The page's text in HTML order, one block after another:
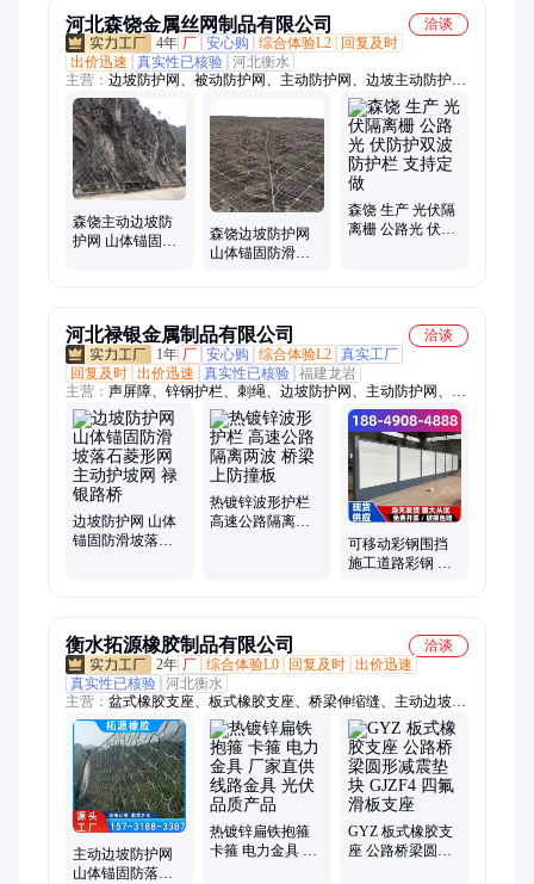
河北森饶金属丝网制品有限公司
洽谈
4年 厂 安心购 综合体验L2
回复及时
出价迅速
真实性已核验 河北衡水
主营： 边坡防护网、被动防护网、主动防护网、边坡主动防护
网、边坡被动防护网、边坡防护网厂家
森饶主动边坡防
护网 山体锚固防
森饶边坡防护网
山体锚固防滑坡
森饶 生产 光伏隔
离栅 公路光 伏防
河北禄银金属制品有限公司
洽谈
1年 厂 安心购 综合体验L2 真实工厂
回复及时 出价迅速 真实性已核验 福建龙岩
主营： 声屏障、锌钢护栏、刺绳、边坡防护网、主动防护网、石
笼网、护栏网、球场围网、防坠网、防风抑尘网、钢板网护栏、
防抛网、刀片刺绳、车间隔离护栏、基坑护栏、波形护栏、草坪
护栏、铸铁护栏、市政护栏、工程围挡
边坡防护网 山体
锚固防滑坡落石
热镀锌波形护栏
高速公路隔离两
可移动彩钢围挡
施工道路彩钢 建
衡水拓源橡胶制品有限公司
洽谈
2年 厂 综合体验L0 回复及时 出价迅速
真实性已核验 河北衡水
主营： 盆式橡胶支座、板式橡胶支座、桥梁伸缩缝、主动边坡防
护网、梳齿板伸缩缝、桥梁卸落块、声测管
主动边坡防护网
山体锚固防落石
热镀锌扁铁抱箍
卡箍 电力金具 厂
GYZ 板式橡胶支
座 公路桥梁圆形